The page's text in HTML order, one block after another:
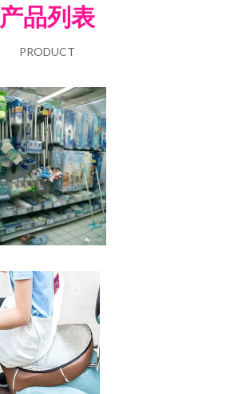
产品列表
PRODUCT